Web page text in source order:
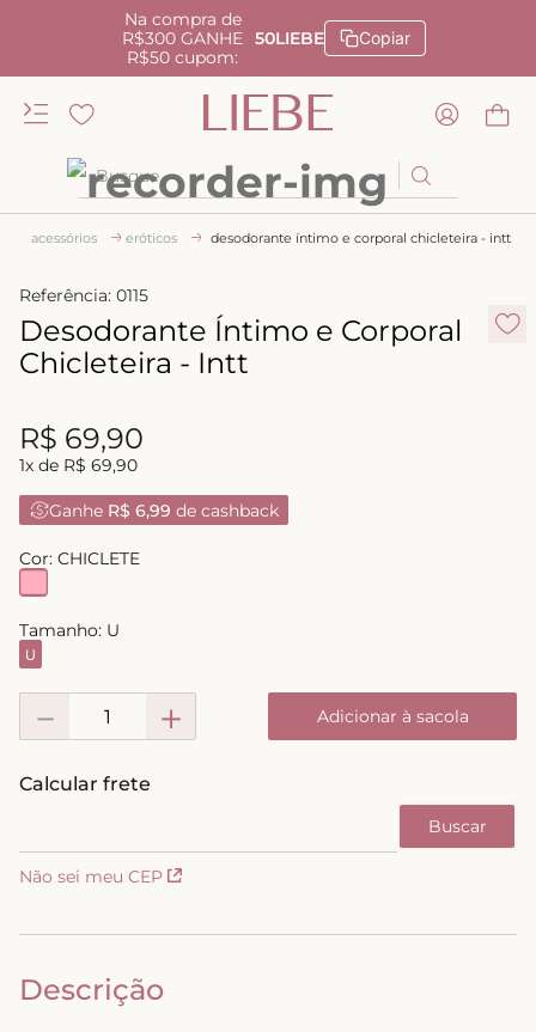
Na compra de
R$300 GANHE
R$50 cupom:
50LIEBE Copiar
Busque
acessórios eróticos desodorante íntimo e corporal chicleteira - intt
Referência: 0115
Desodorante Íntimo e Corporal
Chicleteira - Intt
R$ 69,90
1x de R$ 69,90
Ganhe R$ 6,99 de cashback
Cor: CHICLETE
Tamanho: U
U
＋
－ Adicionar à sacola
Não sei meu CEP
Descrição
TERMOS MAIS BUSCADOS
sutiã
anatomic
calcinha alta
triangulo
biquini
calcinha
10º short doll